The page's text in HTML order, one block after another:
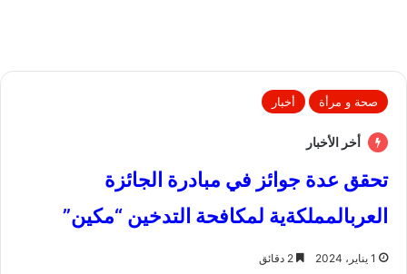
صحة و مرأة أخبار
أخر الأخبار
تحقق عدة جوائز في مبادرة الجائزة
العربالمملكةية لمكافحة التدخين “مكين”
1 يناير، 2024